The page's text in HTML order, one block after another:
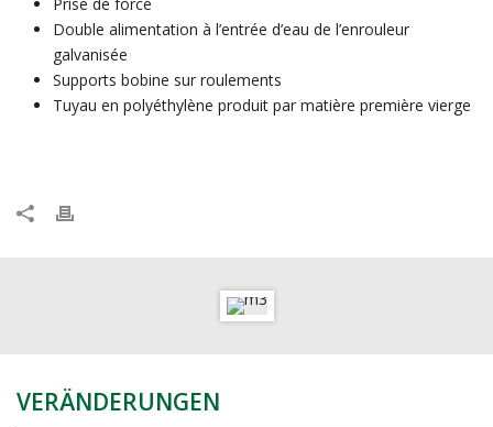
Double alimentation à l’entrée d’eau de l’enrouleur
galvanisée
Supports bobine sur roulements
Tuyau en polyéthylène produit par matière première vierge
VERÄNDERUNGEN